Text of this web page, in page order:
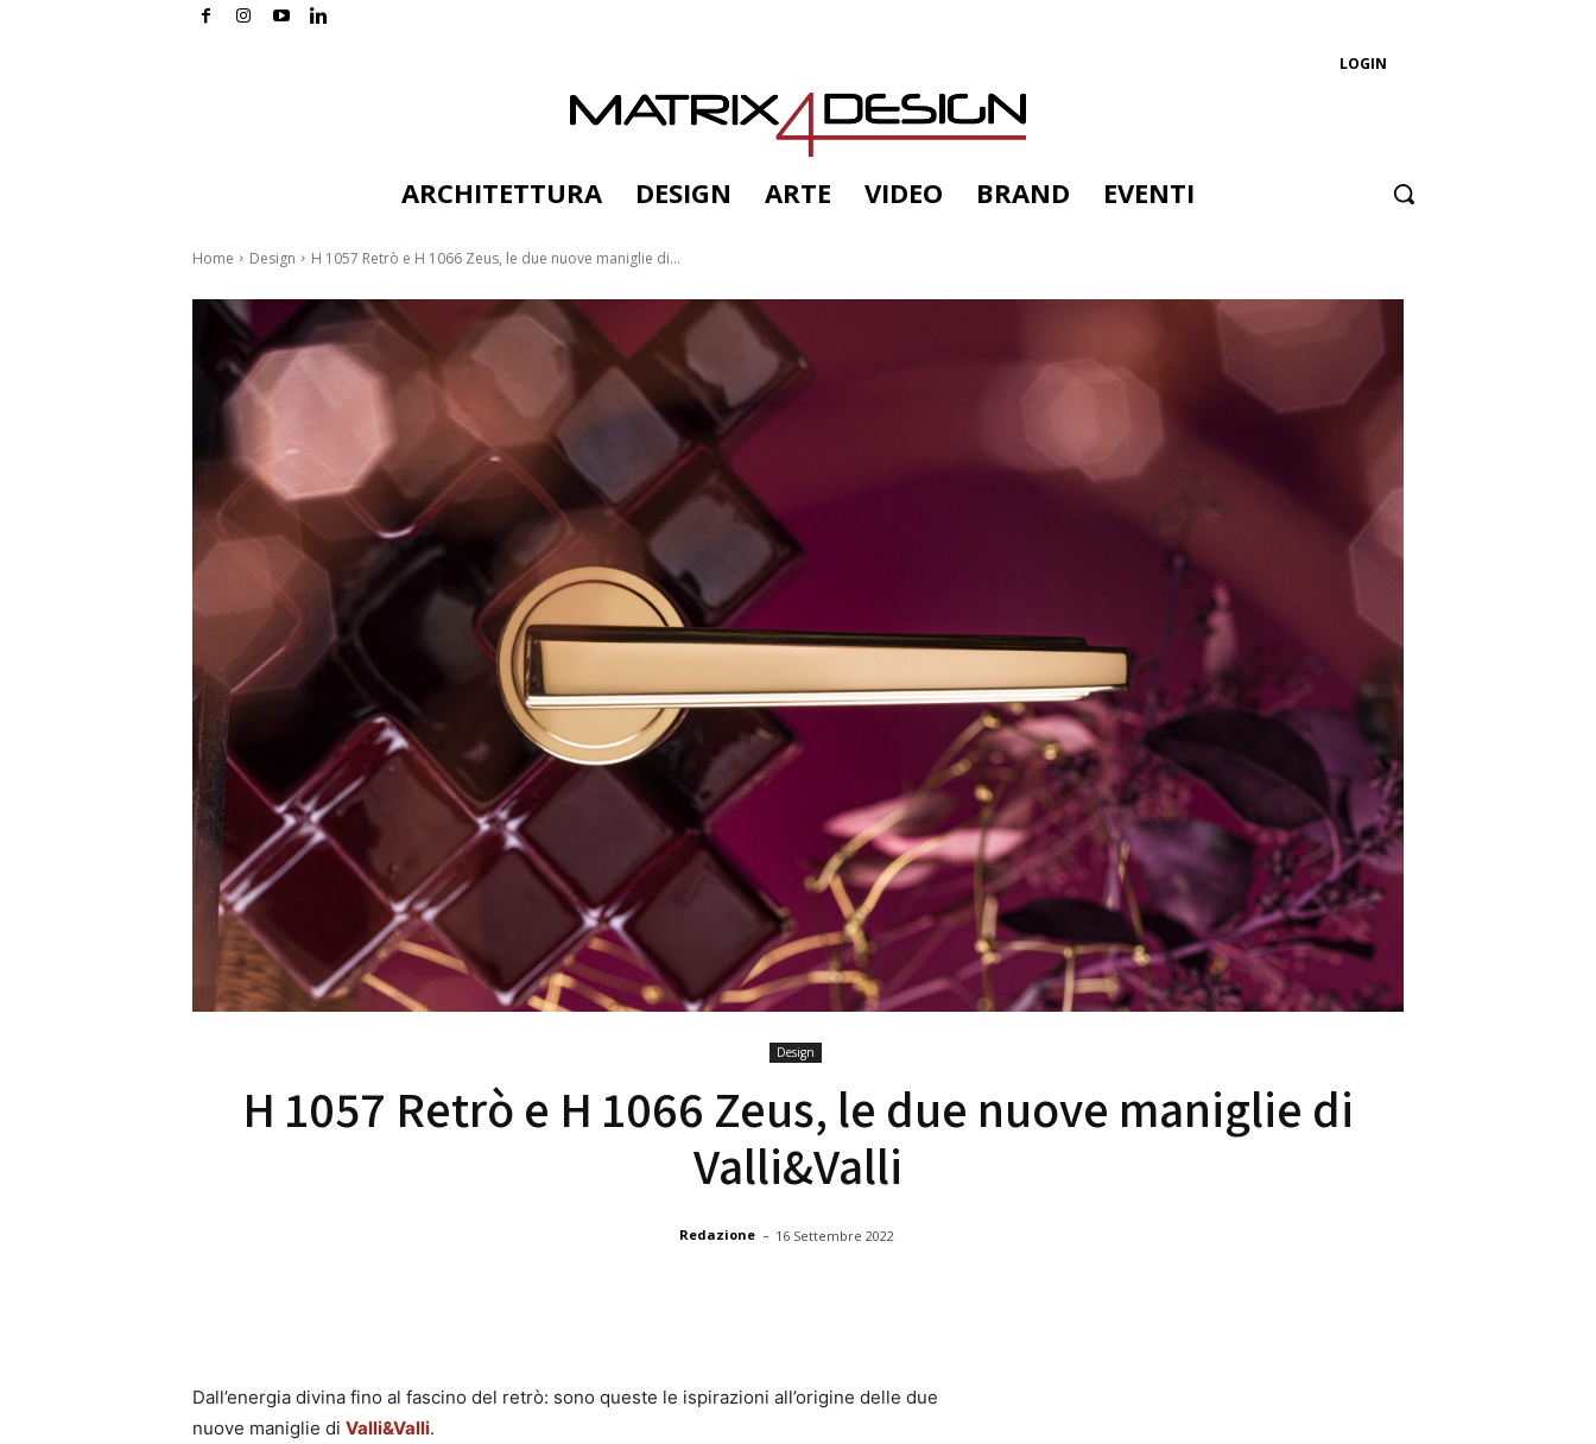
LOGIN
ARCHITETTURA DESIGN ARTE VIDEO BRAND EVENTI
Home Design H 1057 Retrò e H 1066 Zeus, le due nuove maniglie di...
Design
H 1057 Retrò e H 1066 Zeus, le due nuove maniglie di
Valli&Valli
Redazione - 16 Settembre 2022
Dall’energia divina fino al fascino del retrò: sono queste le ispirazioni all’origine delle due
nuove maniglie di Valli&Valli.